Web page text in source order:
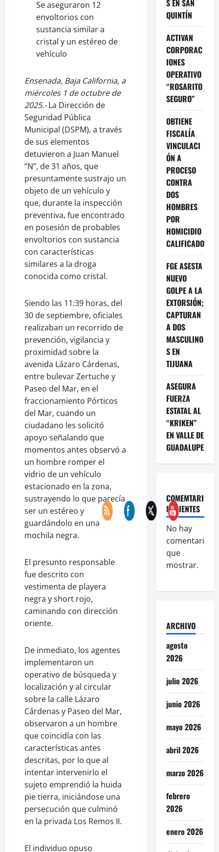
Se aseguraron 12
envoltorios con
sustancia similar a
cristal y un estéreo de
vehículo
Ensenada, Baja California, a
miércoles 1 de octubre de
2025.-La Dirección de
Seguridad Pública
Municipal (DSPM), a través
de sus elementos
detuvieron a Juan Manuel
“N”, de 31 años, que
presuntamente sustrajo un
objeto de un vehículo y
que, durante la inspección
preventiva, fue encontrado
en posesión de probables
envoltorios con sustancia
con características
similares a la droga
conocida como cristal.
Siendo las 11:39 horas, del
30 de septiembre, oficiales
realizaban un recorrido de
prevención, vigilancia y
proximidad sobre la
avenida Lázaro Cárdenas,
entre bulevar Zertuche y
Paseo del Mar, en el
fraccionamiento Pórticos
del Mar, cuando un
ciudadano les solicitó
apoyo señalando que
momentos antes observó a
un hombre romper el
vidrio de un vehículo
estacionado en la zona,
sustrayendo lo que parecía
ser un estéreo y
guardándolo en una
mochila negra.
El presunto responsable
fue descrito con
vestimenta de playera
negra y short rojo,
caminando con dirección
oriente.
De inmediato, los agentes
implementaron un
operativo de búsqueda y
localización y al circular
sobre la calle Lázaro
Cárdenas y Paseo del Mar,
observaron a un hombre
que coincidía con las
características antes
descritas, por lo que al
intentar intervenirlo el
sujeto emprendió la huida
pie tierra, iniciándose una
persecución que culminó
en la privada Los Remos II.
El individuo opuso
S EN SAN
QUINTÍN
ACTIVAN
CORPORAC
IONES
OPERATIVO
“ROSARITO
SEGURO”
OBTIENE
FISCALÍA
VINCULACI
ÓN A
PROCESO
CONTRA
DOS
HOMBRES
POR
HOMICIDIO
CALIFICADO
FGE ASESTA
NUEVO
GOLPE A LA
EXTORSIÓN;
CAPTURAN
A DOS
MASCULINO
S EN
TIJUANA
ASEGURA
FUERZA
ESTATAL AL
“KRIKEN”
EN VALLE DE
GUADALUPE
COMEMTARIOS
RECIENTES
No hay
comentarios
que
mostrar.
ARCHIVO
agosto
2026
julio 2026
junio 2026
mayo 2026
abril 2026
marzo 2026
febrero
2026
enero 2026